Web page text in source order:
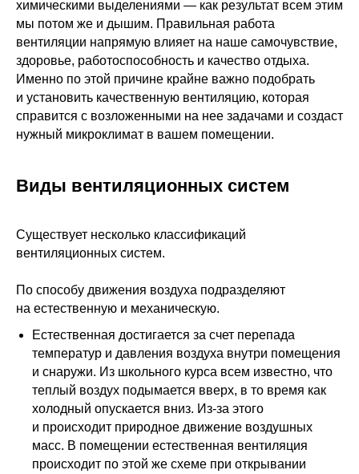
химическими выделениями — как результат всем этим
мы потом же и дышим. Правильная работа
вентиляции напрямую влияет на наше самочувствие,
здоровье, работоспособность и качество отдыха.
Именно по этой причине крайне важно подобрать
и установить качественную вентиляцию, которая
справится с возложенными на нее задачами и создаст
нужный микроклимат в вашем помещении.
Виды вентиляционных систем
Существует несколько классификаций
вентиляционных систем.
По способу движения воздуха подразделяют
на естественную и механическую.
Естественная достигается за счет перепада
температур и давления воздуха внутри помещения
и снаружи. Из школьного курса всем известно, что
теплый воздух подымается вверх, в то время как
холодный опускается вниз. Из-за этого
и происходит природное движение воздушных
масс. В помещении естественная вентиляция
происходит по этой же схеме при открывании